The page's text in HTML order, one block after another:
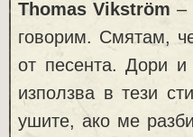
Thomas Vikström –
говорим. Смятам,
от песента. Дори и
използва в тези
ушите, ако ме